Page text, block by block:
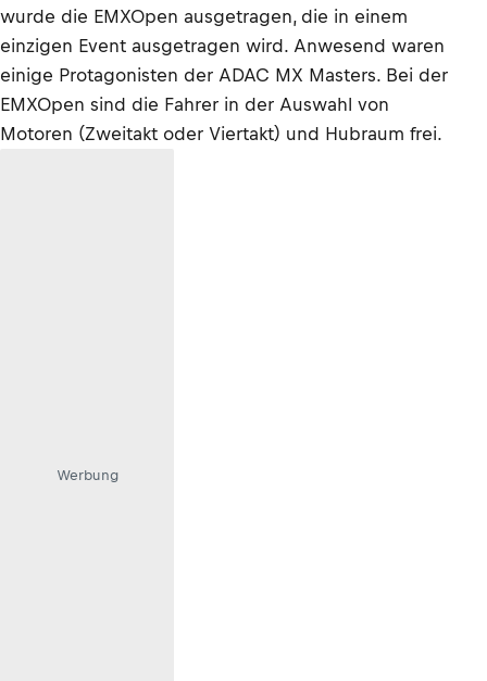
wurde die EMXOpen ausgetragen, die in einem
einzigen Event ausgetragen wird. Anwesend waren
einige Protagonisten der ADAC MX Masters. Bei der
EMXOpen sind die Fahrer in der Auswahl von
Motoren (Zweitakt oder Viertakt) und Hubraum frei.
Werbung